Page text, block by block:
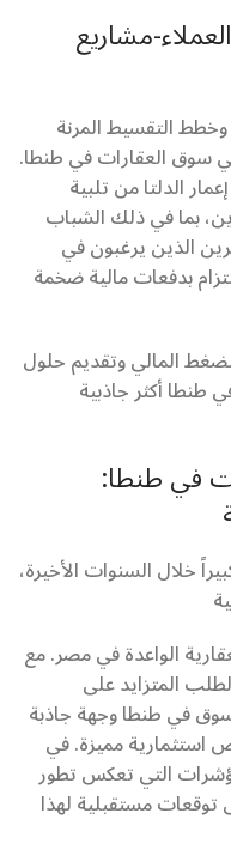
مشاريع
وخطط التقسيط المرنة
سوق العقارات في طنطا.
الدلتا من تلبية
بما في ذلك الشباب
الذين يرغبون في
بدفعات مالية ضخمة
المالي وتقديم حلول
طنطا أكثر جاذبية
في طنطا:
خلال السنوات الأخيرة،
الواعدة في مصر. مع
المتزايد على
في طنطا وجهة جاذبة
استثمارية مميزة. في
التي تعكس تطور
توقعات مستقبلية لهذا